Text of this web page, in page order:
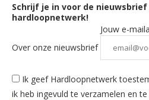
Schrijf je in voor de
hardloopnetwerk!
Over onze nieuwsbrief
Jouw e-
Ik geef Hardloopnetwerk
ik heb ingevuld te verzamelen en te